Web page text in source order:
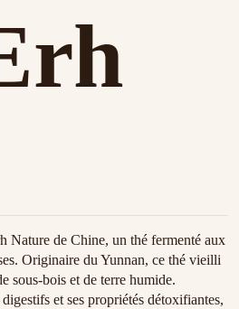
Nature de Chine, un thé fermenté aux
Originaire du Yunnan, ce thé vieilli
sous-bois et de terre humide.
et ses propriétés détoxifiantes,